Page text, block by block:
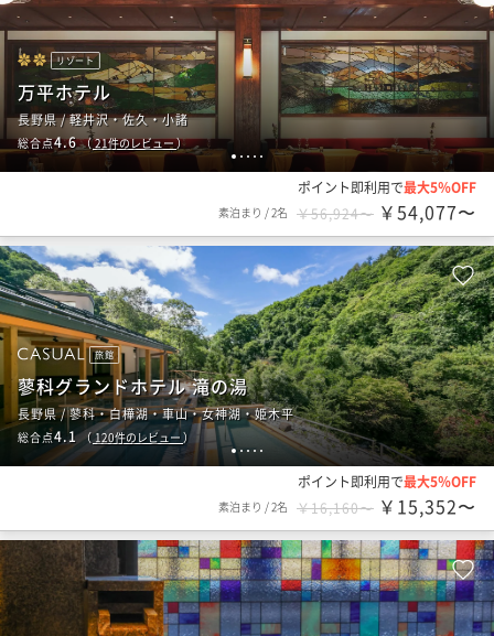
1 2 3 4 5
リゾート
万平ホテル
長野県 / 軽井沢・佐久・小諸
総合点4.6（21件のレビュー）
ポイント即利用で最大5％OFF
素泊まり /2名 ￥56,924〜 ￥54,077〜
123 4 5
旅館
蓼科グランドホテル 滝の湯
長野県 / 蓼科・白樺湖・車山・女神湖・姫木平
総合点4.1（120件のレビュー ）
ポイント即利用で最大5％OFF
素泊まり /2名 ￥16,160〜 ￥15,352〜